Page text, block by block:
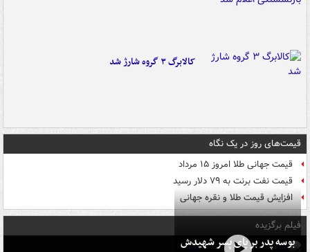
کالابرگ ۳ گروه شارژ شد
قیمت‌های روز در یک نگاه
قیمت جهانی طلا امروز ۱۵ مرداد
قیمت نفت برنت به ۷۹ دلار رسید
افزایش قیمت طلا و نقره جهانی
فیلم برگزیده
بوسه‌ پدر بر پای پسر شهیدش